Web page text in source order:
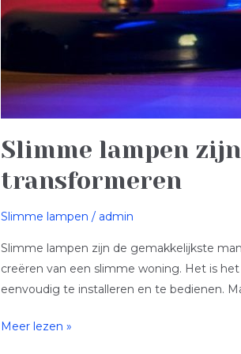
Slimme lampen
transformeren
Slimme lampen / admin
Slimme lampen zijn de gemakkelijkste
creëren van een slimme woning. Het is
eenvoudig te installeren en te bedienen.
Meer lezen »